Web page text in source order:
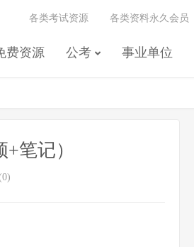
费资源 公考 事业单位
各类考试资源 各类资料永久会员
笔记）